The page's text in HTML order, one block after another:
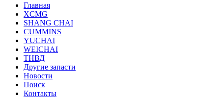
Главная
XCMG
SHANG CHAI
CUMMINS
YUCHAI
WEICHAI
ТНВД
Другие запасти
Новости
Поиск
Контакты